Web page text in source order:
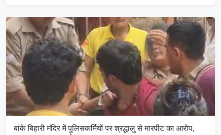
बांके बिहारी मंदिर में पुलिसकर्मियों पर श्रद्धालु से मारपीट का आरोप,